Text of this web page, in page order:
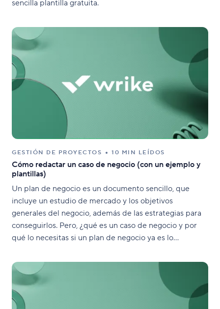
sencilla plantilla gratuita.
GESTIÓN DE PROYECTOS 10 MIN LEÍDOS
Cómo redactar un caso de negocio (con un ejemplo y
plantillas)
Un plan de negocio es un documento sencillo, que
incluye un estudio de mercado y los objetivos
generales del negocio, además de las estrategias para
conseguirlos. Pero, ¿qué es un caso de negocio y por
qué lo necesitas si un plan de negocio ya es lo
más a fondo un problema específico y